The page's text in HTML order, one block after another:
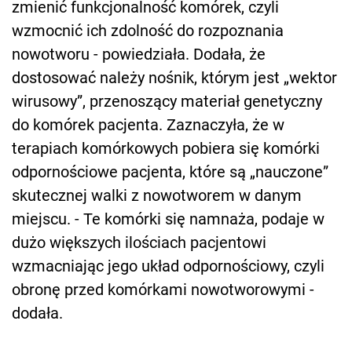
zmienić funkcjonalność komórek, czyli
wzmocnić ich zdolność do rozpoznania
nowotworu - powiedziała. Dodała, że
dostosować należy nośnik, którym jest „wektor
wirusowy”, przenoszący materiał genetyczny
do komórek pacjenta. Zaznaczyła, że w
terapiach komórkowych pobiera się komórki
odpornościowe pacjenta, które są „nauczone”
skutecznej walki z nowotworem w danym
miejscu. - Te komórki się namnaża, podaje w
dużo większych ilościach pacjentowi
wzmacniając jego układ odpornościowy, czyli
obronę przed komórkami nowotworowymi -
dodała.